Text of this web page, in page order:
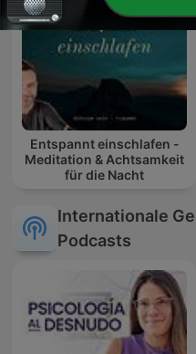
Entspannt einschlafen -
Meditation & Achtsamkeit
für die Nacht
Internationale
Podcasts